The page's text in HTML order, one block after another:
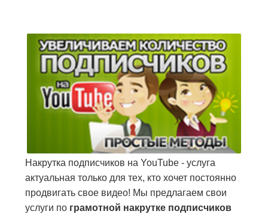
Накрутка подписчиков на YouTube - услуга
актуальная только для тех, кто хочет постоянно
продвигать свое видео! Мы предлагаем свои
услуги по грамотной накрутке подписчиков